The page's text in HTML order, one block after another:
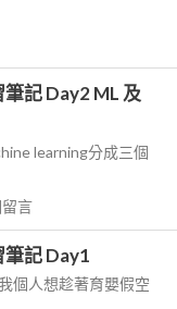
記 Day2 ML 及
learning分成三個
言
記 Day1
個人想趁著育嬰假空